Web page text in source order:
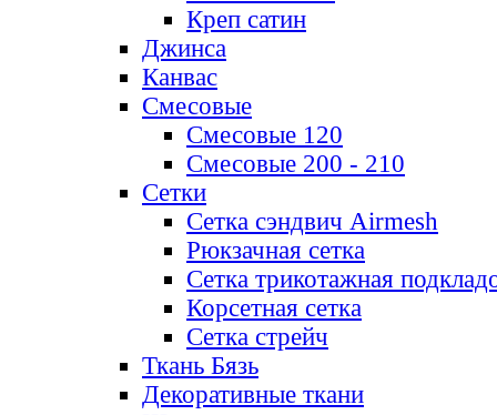
Креп сатин
Джинса
Канвас
Смесовые
Смесовые 120
Смесовые 200 - 210
Сетки
Сетка сэндвич Airmesh
Рюкзачная сетка
Сетка трикотажная
Корсетная сетка
Сетка стрейч
Ткань Бязь
Декоративные ткани